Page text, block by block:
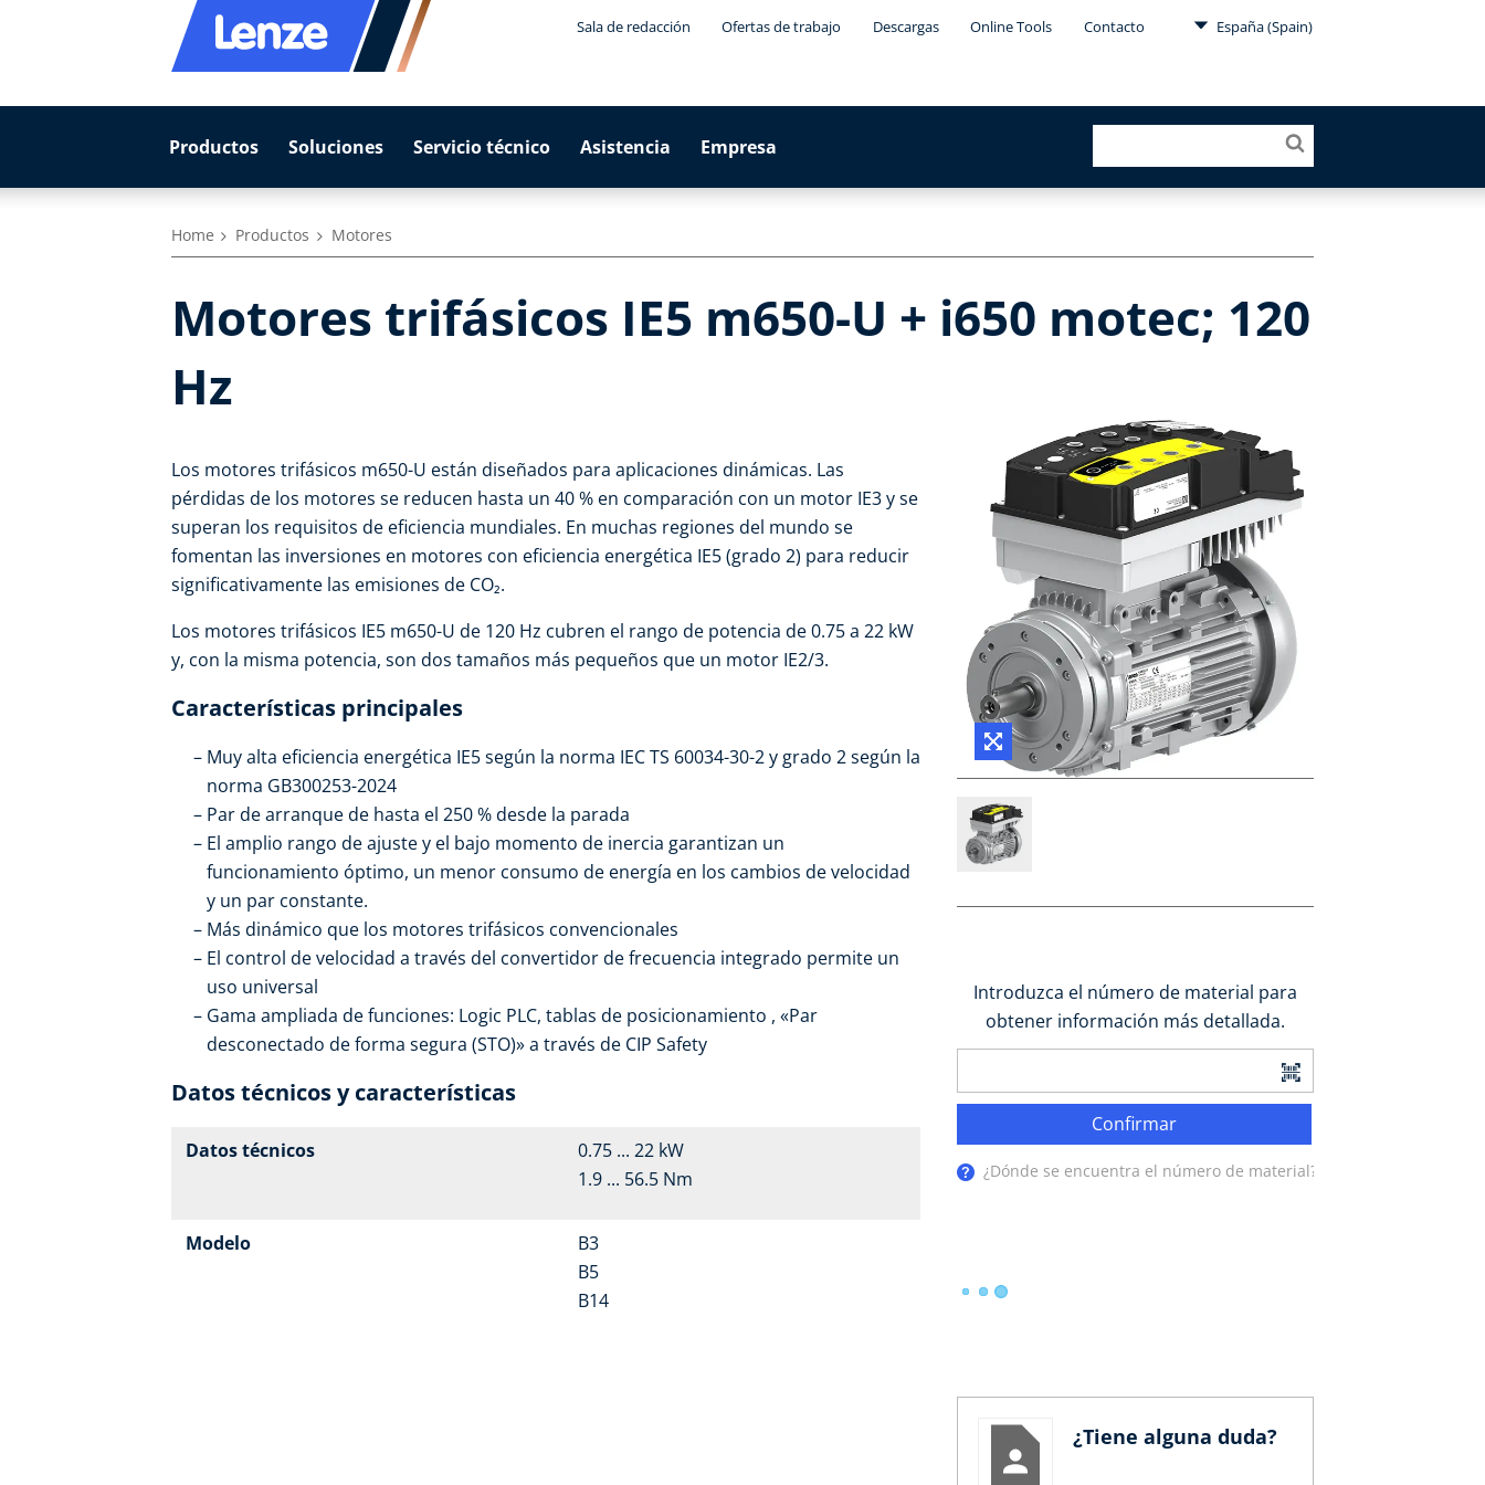
Sala de redacción Ofertas de trabajo Descargas Online Tools Contacto España (Spain)
Productos Soluciones Servicio técnico Asistencia Empresa
Home Productos Motores
Motores trifásicos IE5 m650-U + i650 motec; 120
Hz
Los motores trifásicos m650-U están diseñados para aplicaciones dinámicas. Las
pérdidas de los motores se reducen hasta un 40 % en comparación con un motor IE3 y se
superan los requisitos de eficiencia mundiales. En muchas regiones del mundo se
fomentan las inversiones en motores con eficiencia energética IE5 (grado 2) para reducir
significativamente las emisiones de CO₂.
Los motores trifásicos IE5 m650-U de 120 Hz cubren el rango de potencia de 0.75 a 22 kW
y, con la misma potencia, son dos tamaños más pequeños que un motor IE2/3.
Características principales
Muy alta eficiencia energética IE5 según la norma IEC TS 60034-30-2 y grado 2 según la
norma GB300253-2024
Par de arranque de hasta el 250 % desde la parada
El amplio rango de ajuste y el bajo momento de inercia garantizan un
funcionamiento óptimo, un menor consumo de energía en los cambios de velocidad
y un par constante.
Más dinámico que los motores trifásicos convencionales
El control de velocidad a través del convertidor de frecuencia integrado permite un
uso universal
Gama ampliada de funciones: Logic PLC, tablas de posicionamiento , «Par
desconectado de forma segura (STO)» a través de CIP Safety
Datos técnicos y características
Datos técnicos
0.75 ... 22 kW
1.9 ... 56.5 Nm
Modelo
B3
B5
B14
Introduzca el número de material para
obtener información más detallada.
Confirmar
¿Dónde se encuentra el número de material?
¿Tiene alguna duda?